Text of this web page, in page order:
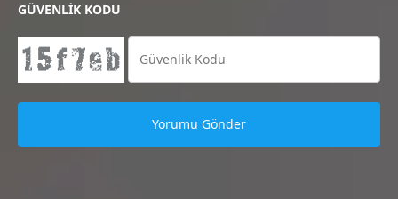
GÜVENLİK KODU